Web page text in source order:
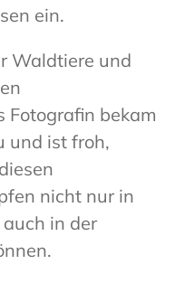
ein.
Waldtiere und
Fotografin bekam
und ist froh,
nicht nur in
in der